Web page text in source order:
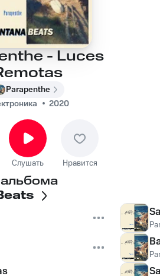
- Luces
Parapenthe
2020
Слушать Нравится